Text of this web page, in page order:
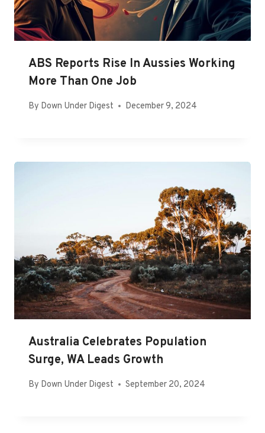
ABS Reports Rise In Aussies Working
More Than One Job
By Down Under Digest December 9, 2024
Australia Celebrates Population
Surge, WA Leads Growth
By Down Under Digest September 20, 2024